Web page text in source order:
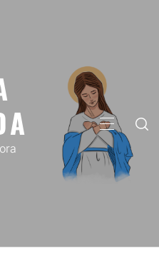
MENÚ